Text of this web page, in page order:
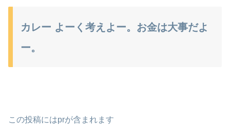
カレー よーく考えよー。お金は大事だよ
ー。
この投稿にはprが含まれます